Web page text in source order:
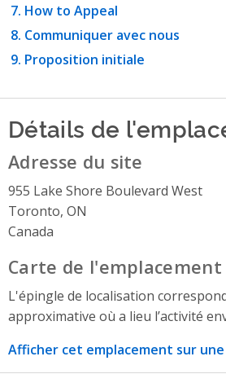
How to Appeal
Communiquer avec nous
Proposition initiale
Détails de
Adresse du site
955 Lake Shore Boulevard West
Toronto, ON
Canada
Carte de
L'épingle de localisation
approximative où a lieu l’activité
Afficher cet emplacement sur